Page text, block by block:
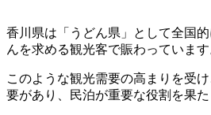
香川県は「うどん県」として全国
んを求める観光客で賑わっています
このような観光需要の高まりを受け
要があり、民泊が重要な役割を果た